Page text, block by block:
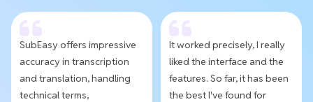
SubEasy offers impressive
accuracy in transcription
and translation, handling
technical terms,
It worked precisely, I really
liked the interface and the
features. So far, it has been
the best I've found for